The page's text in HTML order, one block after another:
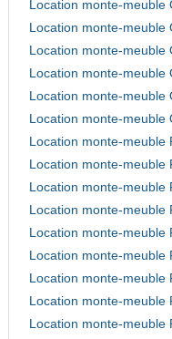
Location monte-meuble
Location monte-meuble
Location monte-meuble
Location monte-meuble
Location monte-meuble
Location monte-meuble
Location monte-meuble
Location monte-meuble
Location monte-meuble
Location monte-meuble
Location monte-meuble
Location monte-meuble
Location monte-meuble
Location monte-meuble
Location monte-meuble